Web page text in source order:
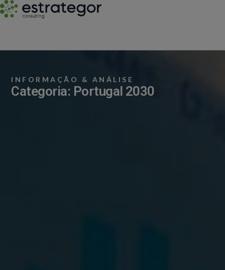
INFORMAÇÃO & ANÁLISE
Categoria: Portugal 2030